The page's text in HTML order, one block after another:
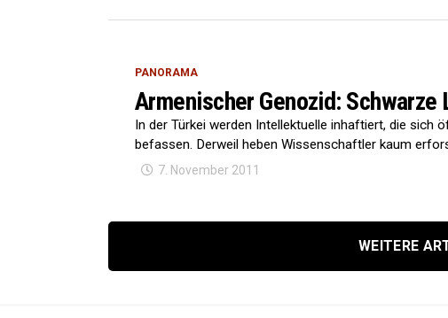
PANORAMA
Armenischer Genozid: Schwarze
In der Türkei werden Intellektuelle inhaftiert, die
befassen. Derweil heben Wissenschaftler kaum
7. November 2011
WEITERE